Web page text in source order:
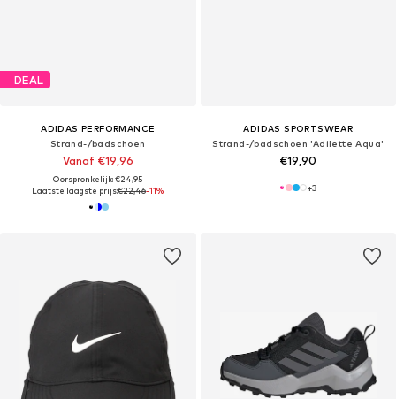
DEAL
ADIDAS PERFORMANCE
Strand-/badschoen
Vanaf €19,96
Oorspronkelijk: €24,95
Laatste laagste prijs:€22,46-11%
ADIDAS SPORTSWEAR
Strand-/badschoen 'Adilette Aqua'
€19,90
+3